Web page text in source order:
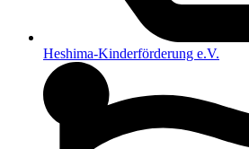
Heshima-Kinderförderung e.V.